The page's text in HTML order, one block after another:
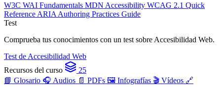
W3C WAI Fundamentals MDN Accessibility WCAG 2.1 Quick
Reference ARIA Authoring Practices Guide
Test
Comprueba tus conocimientos con un test sobre Accesibilidad Web.
Test de Accesibilidad Web
Recursos del curso
25
📘 Glosario 🎧 Audios 📄 PDFs 🖼️ Infografías 🎬 Vídeos 🔗